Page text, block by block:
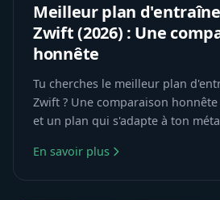
Meilleur plan
Zwift (2026) : Une
honnête
Tu cherches le meilleur plan
Zwift ? Une comparaison
et un plan qui s'adapte à ton
En savoir plus